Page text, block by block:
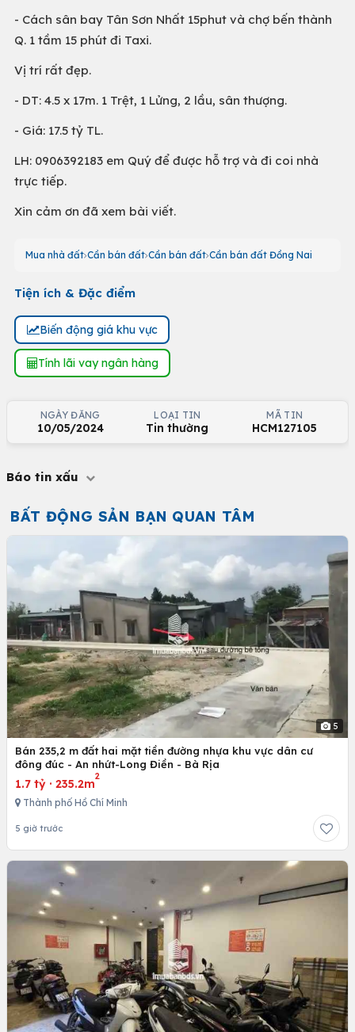
- Cách sân bay Tân Sơn Nhất 15phut và chợ bến thành
Q. 1 tầm 15 phút đi Taxi.
Vị trí rất đẹp.
- DT: 4.5 x 17m. 1 Trệt, 1 Lửng, 2 lầu, sân thượng.
- Giá: 17.5 tỷ TL.
LH: 0906392183 em Quý để được hỗ trợ và đi coi nhà
trực tiếp.
Xin cảm ơn đã xem bài viết.
Mua nhà đất Cần bán đất Cần bán đất Cần bán đất Đồng Nai
Tiện ích & Đặc điểm
Biến động giá khu vực
Tính lãi vay ngân hàng
NGÀY ĐĂNG
10/05/2024
LOẠI TIN
Tin thường
MÃ TIN
HCM127105
Báo tin xấu
BẤT ĐỘNG SẢN BẠN QUAN TÂM
5
Bán 235,2 m đất hai mặt tiền đường nhựa khu vực dân cư
đông đúc - An nhứt-Long Điền - Bà Rịa
1.7 tỷ · 235.2m
2
Thành phố Hồ Chí Minh
5 giờ trước